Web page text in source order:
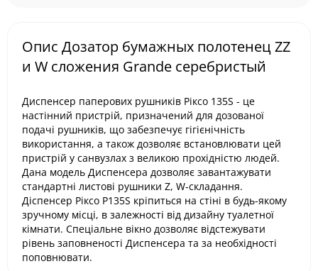
Опис Дозатор бумажных полотенец ZZ
и W сложения Grande серебристый
Диспенсер паперових рушників Ріксо 135S - це
настінний пристрій, призначений для дозованої
подачі рушників, що забезпечує гігієнічність
використання, а також дозволяє встановлювати цей
пристрій у санвузлах з великою прохідністю людей.
Дана модель Диспенсера дозволяє завантажувати
стандартні листові рушники Z, W-складання.
Діспенсер Ріксо P135S кріпиться на стіні в будь-якому
зручному місці, в залежності від дизайну туалетної
кімнати. Спеціальне вікно дозволяє відстежувати
рівень заповненості Диспенсера та за необхідності
поповнювати.